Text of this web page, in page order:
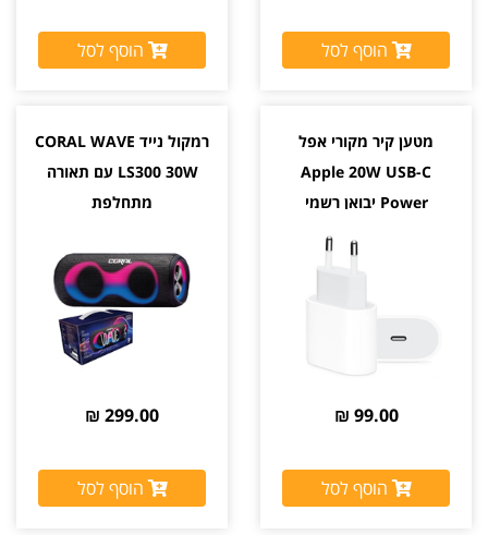
הוסף לסל הוסף לסל
מטען קיר מקורי אפל
Apple 20W USB-C
Power יבואן רשמי
99.00 ₪
הוסף לסל
רמקול נייד CORAL WAVE
LS300 30W עם תאורה
מתחלפת
299.00 ₪
הוסף לסל